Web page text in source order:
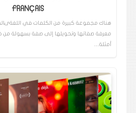
FRANÇAIS
هناك مجموعة كبيرة من الكلمات في
معرفة صفاتها وتحويلها إلى صفة بسهولة من
أمثلة…